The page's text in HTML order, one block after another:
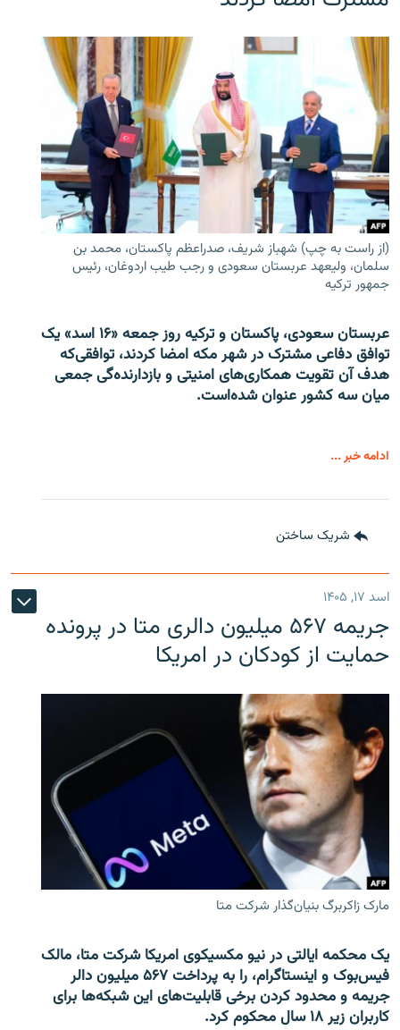
(از راست به چپ) شهباز شریف، صدراعظم پاکستان، محمد بن
سلمان، ولیعهد عربستان سعودی و رجب طیب اردوغان، رئیس
جمهور ترکیه
عربستان سعودی، پاکستان و ترکیه روز جمعه «۱۶ اسد» یک
توافق دفاعی مشترک در شهر مکه امضا کردند، توافقی‌که
هدف آن تقویت همکاری‌های امنیتی و بازدارنده‌گی جمعی
میان سه کشور عنوان شده‌است.
ادامه خبر ...
شریک ساختن
اسد ۱۷, ۱۴۰۵
جریمه ۵۶۷ میلیون دالری متا در پرونده
حمایت از کودکان در امریکا
مارک زاکربرگ بنیان‌گذار شرکت متا
یک محکمه ایالتی در نیو مکسیکوی امریکا شرکت متا، مالک
فیس‌بوک و اینستاگرام، را به پرداخت ۵۶۷ میلیون دالر
جریمه و محدود کردن برخی قابلیت‌های این شبکه‌ها برای
کاربران زیر ۱۸ سال محکوم کرد.